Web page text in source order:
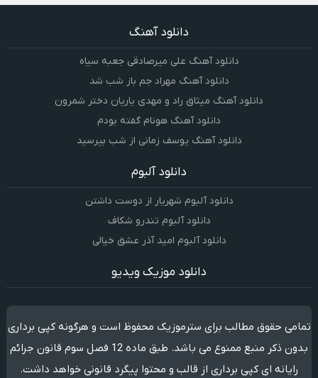
دانلود آهنگ
دانلود آهنگ علی میرصادقی جعبه سیاه
دانلود آهنگ مهراد جم باز شب شد
دانلود آهنگ میثاق راد و مهدی یاریان دختر شمرون
دانلود آهنگ هونام گفته بودم
دانلود آهنگ یوسف زمانی از شب بپرسید
دانلود آلبوم
دانلود آلبوم شهریار از دوست داشتن
دانلود آلبوم تندرو شکاف
دانلود آلبوم امید آذر عشق خیالی
دانلود موزیک ویدیو
تمامی حقوق مطالب برای سترموزیک محفوظ است و هرگونه کپی برداری
بدون ذکر منبع ممنوع می باشد. طبق ماده 12 فصل سوم قانون جرائم
رایانه ای کپی برداری از قالب و محتوا پیگرد قانونی خواهد داشت.